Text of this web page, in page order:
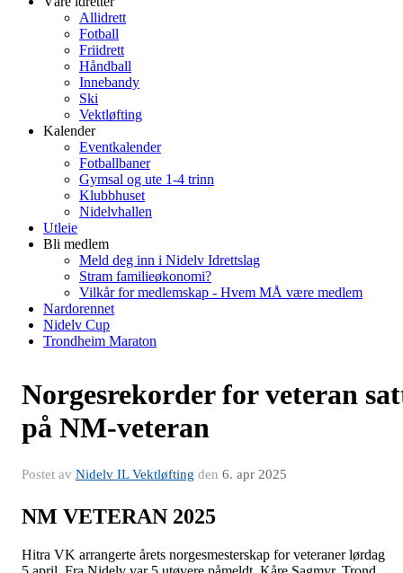
Allidrett
Fotball
Friidrett
Håndball
Innebandy
Ski
Vektløfting
Kalender
Eventkalender
Fotballbaner
Gymsal og ute 1-4 trinn
Klubbhuset
Nidelvhallen
Utleie
Bli medlem
Meld deg inn i Nidelv Idrettslag
Stram familieøkonomi?
Vilkår for medlemskap - Hvem MÅ være medlem
Nardorennet
Nidelv Cup
Trondheim Maraton
Norgesrekorder for veteran
på NM-veteran
Postet av Nidelv IL Vektløfting den 6. apr 2025
NM VETERAN 2025
Hitra VK arrangerte årets norgesmesterskap for veteraner lørdag